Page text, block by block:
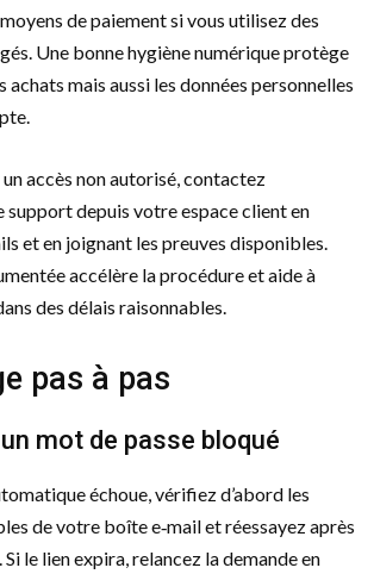
de paiement si vous utilisez des
Une bonne hygiène numérique protège
achats mais aussi les données personnelles
accès non autorisé, contactez
support depuis votre espace client en
et en joignant les preuves disponibles.
accélère la procédure et aide à
des délais raisonnables.
pas à pas
mot de passe bloqué
échoue, vérifiez d’abord les
de votre boîte e‑mail et réessayez après
le lien expira, relancez la demande en